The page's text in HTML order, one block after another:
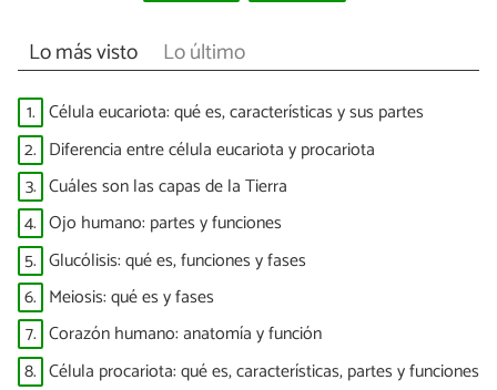
Lo más visto Lo último
1. Célula eucariota: qué es, características y sus partes
2. Diferencia entre célula eucariota y procariota
3. Cuáles son las capas de la Tierra
4. Ojo humano: partes y funciones
5. Glucólisis: qué es, funciones y fases
6. Meiosis: qué es y fases
7. Corazón humano: anatomía y función
8. Célula procariota: qué es, características, partes y funciones